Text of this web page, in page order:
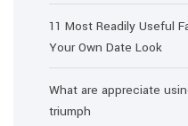
11 Most Readily Useful
Your Own Date Look
What are appreciate
triumph